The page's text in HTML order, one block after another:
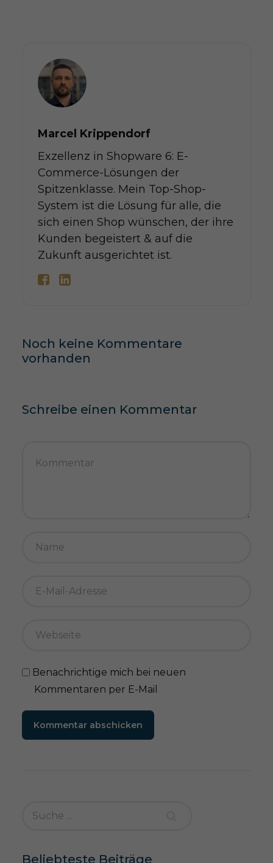
Marcel Krippendorf
Exzellenz in Shopware 6: E-
Commerce-Lösungen der
Spitzenklasse. Mein Top-Shop-
System ist die Lösung für alle, die
sich einen Shop wünschen, der ihre
Kunden begeistert & auf die
Zukunft ausgerichtet ist.
Noch keine Kommentare
vorhanden
Schreibe einen Kommentar
Benachrichtige mich bei neuen
Kommentaren per E-Mail
Kommentar abschicken
Beliebteste Beiträge